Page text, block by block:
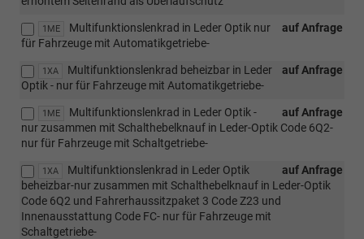
1ME auf Anfrage
Multifunktionslenkrad in Leder Optik nur
für Fahrzeuge mit Automatikgetriebe-
1XA auf Anfrage
Multifunktionslenkrad beheizbar in Leder
Optik - nur für Fahrzeuge mit Automatikgetriebe-
1ME auf Anfrage
Multifunktionslenkrad in Leder Optik -
nur zusammen mit Schalthebelknauf in Leder-Optik Code 6Q2-
nur für Fahrzeuge mit Schaltgetriebe-
1XA auf Anfrage
Multifunktionslenkrad in Leder Optik
beheizbar-nur zusammen mit Schalthebelknauf in Leder-Optik
Code 6Q2 und Fahrerhaussitzpaket 3 Code Z23 und
Innenausstattung Code FC- nur für Fahrzeuge mit
Schaltgetriebe-